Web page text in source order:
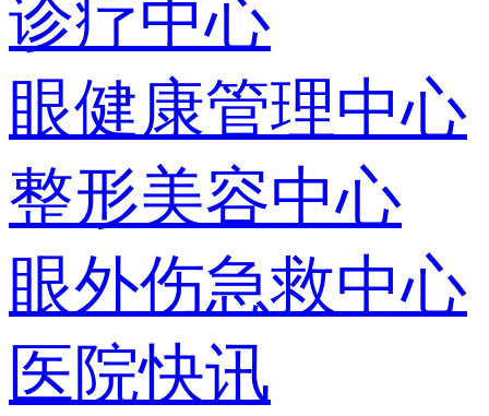
诊疗中心
眼健康管理中心
整形美容中心
眼外伤急救中心
医院快讯